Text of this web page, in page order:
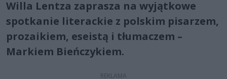
Willa Lentza zaprasza na wyjątkowe
spotkanie literackie z polskim pisarzem,
prozaikiem, eseistą i tłumaczem –
Markiem Bieńczykiem.